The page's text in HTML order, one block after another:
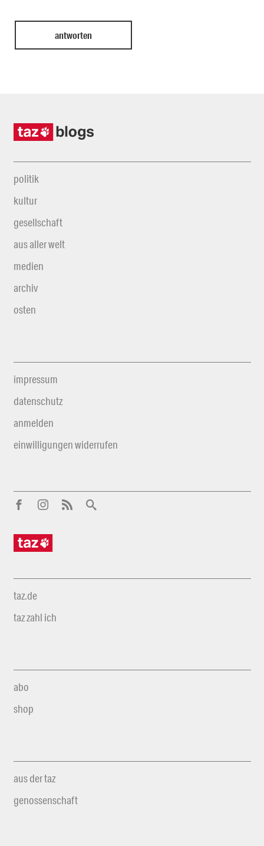
politik
kultur
gesellschaft
aus aller welt
medien
archiv
osten
impressum
datenschutz
anmelden
einwilligungen widerrufen
taz.de
taz zahl ich
abo
shop
aus der taz
genossenschaft